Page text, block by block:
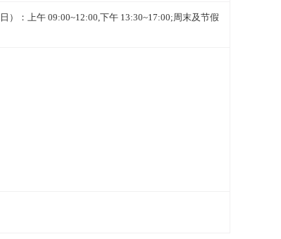
）：上午 09:00~12:00,下午 13:30~17:00;周末及节假